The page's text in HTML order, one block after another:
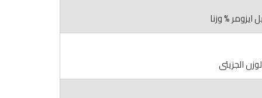
ايزومر % وزنا
الجزيئى